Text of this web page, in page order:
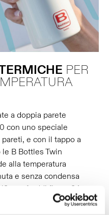
PER
a doppia parete
con uno speciale
e con il tappo a
B Bottles Twin
alla temperatura
e senza condensa
ore, freddi fino a 24 ore,
36 ore. Inoltre, l’ampia